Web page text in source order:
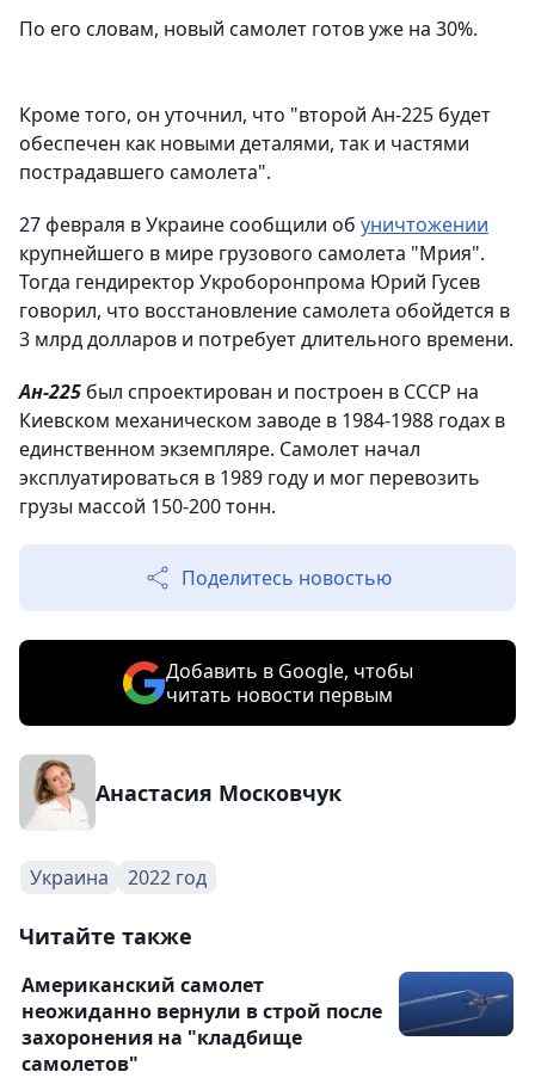
По его словам, новый самолет готов уже на 30%.
Кроме того, он уточнил, что "второй Ан-225 будет
обеспечен как новыми деталями, так и частями
пострадавшего самолета".
27 февраля в Украине сообщили об уничтожении
крупнейшего в мире грузового самолета "Мрия".
Тогда гендиректор Укроборонпрома Юрий Гусев
говорил, что восстановление самолета обойдется в
3 млрд долларов и потребует длительного времени.
Ан-225 был спроектирован и построен в СССР на
Киевском механическом заводе в 1984-1988 годах в
единственном экземпляре. Самолет начал
эксплуатироваться в 1989 году и мог перевозить
грузы массой 150-200 тонн.
Поделитесь новостью
Добавить в Google, чтобы
читать новости первым
Анастасия Московчук
Украина 2022 год
Читайте также
Американский самолет
неожиданно вернули в строй после
захоронения на "кладбище
самолетов"